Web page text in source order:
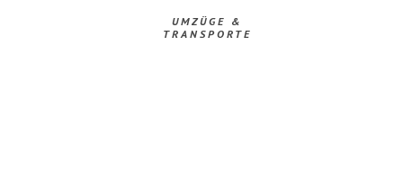
UMZÜGE &
TRANSPORTE